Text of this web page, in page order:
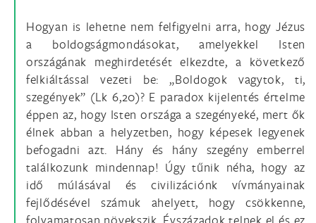
Hogyan is lehetne nem felfigyelni arra, hogy Jézus
a boldogságmondásokat, amelyekkel Isten
országának meghirdetését elkezdte, a következő
felkiáltással vezeti be: „Boldogok vagytok, ti,
szegények” (Lk 6,20)? E paradox kijelentés értelme
éppen az, hogy Isten országa a szegényeké, mert ők
élnek abban a helyzetben, hogy képesek legyenek
befogadni azt. Hány és hány szegény emberrel
találkozunk mindennap! Úgy tűnik néha, hogy az
idő múlásával és civilizációnk vívmányainak
fejlődésével számuk ahelyett, hogy csökkenne,